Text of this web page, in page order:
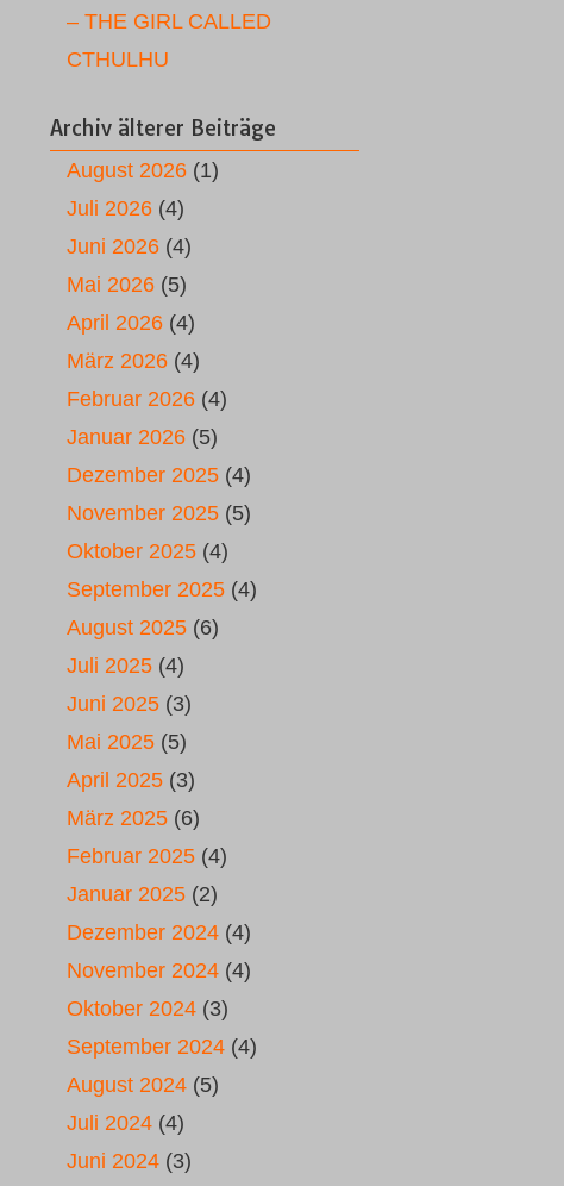
– THE GIRL CALLED
CTHULHU
Archiv älterer Beiträge
August 2026 (1)
Juli 2026 (4)
Juni 2026 (4)
Mai 2026 (5)
April 2026 (4)
März 2026 (4)
Februar 2026 (4)
Januar 2026 (5)
Dezember 2025 (4)
November 2025 (5)
Oktober 2025 (4)
September 2025 (4)
August 2025 (6)
Juli 2025 (4)
Juni 2025 (3)
Mai 2025 (5)
April 2025 (3)
März 2025 (6)
Februar 2025 (4)
Januar 2025 (2)
Dezember 2024 (4)
November 2024 (4)
Oktober 2024 (3)
September 2024 (4)
August 2024 (5)
Juli 2024 (4)
Juni 2024 (3)